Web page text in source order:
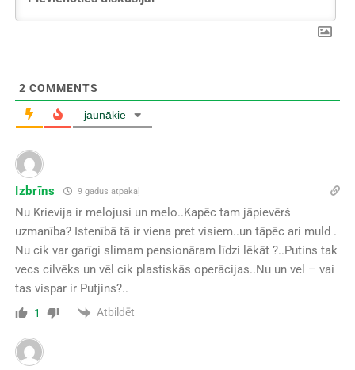
2 COMMENTS
jaunākie
Izbrīns 9 gadus atpakaļ
Nu Krievija ir melojusi un melo..Kapēc tam jāpievērš
uzmanība? Istenībā tā ir viena pret visiem..un tāpēc ari muld .
Nu cik var garīgi slimam pensionāram līdzi lēkāt ?..Putins tak
vecs cilvēks un vēl cik plastiskās operācijas..Nu un vel – vai
tas vispar ir Putjins?..
1 Atbildēt